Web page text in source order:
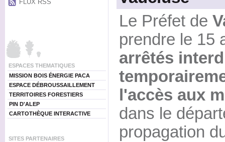
FLUX RSS
ESPACES THEMATIQUES
MISSION BOIS ÉNERGIE PACA
ESPACE DÉBROUSSAILLEMENT
TERRITOIRES FORESTIERS
PIN D'ALEP
CARTOTHÈQUE INTERACTIVE
SITES PARTENAIRES
Le Préfet de
prendre le 15
arrêtés
l'accès aux
dans le
propagation